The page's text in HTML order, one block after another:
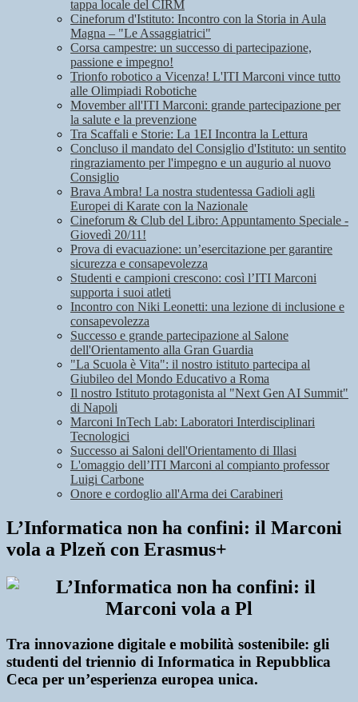
tappa locale del CIRM
Cineforum d'Istituto: Incontro con la Storia in Aula
Magna – "Le Assaggiatrici"
Corsa campestre: un successo di partecipazione,
passione e impegno!
Trionfo robotico a Vicenza! L'ITI Marconi vince tutto
alle Olimpiadi Robotiche
Movember all'ITI Marconi: grande partecipazione per
la salute e la prevenzione
Tra Scaffali e Storie: La 1EI Incontra la Lettura
Concluso il mandato del Consiglio d'Istituto: un sentito
ringraziamento per l'impegno e un augurio al nuovo
Consiglio
Brava Ambra! La nostra studentessa Gadioli agli
Europei di Karate con la Nazionale
Cineforum & Club del Libro: Appuntamento Speciale -
Giovedì 20/11!
Prova di evacuazione: un’esercitazione per garantire
sicurezza e consapevolezza
Studenti e campioni crescono: così l’ITI Marconi
supporta i suoi atleti
Incontro con Niki Leonetti: una lezione di inclusione e
consapevolezza
Successo e grande partecipazione al Salone
dell'Orientamento alla Gran Guardia
"La Scuola è Vita": il nostro istituto partecipa al
Giubileo del Mondo Educativo a Roma
Il nostro Istituto protagonista al "Next Gen AI Summit"
di Napoli
Marconi InTech Lab: Laboratori Interdisciplinari
Tecnologici
Successo ai Saloni dell'Orientamento di Illasi
L'omaggio dell’ITI Marconi al compianto professor
Luigi Carbone
Onore e cordoglio all'Arma dei Carabineri
L’Informatica non ha confini: il Marconi
vola a Plzeň con Erasmus+
Tra innovazione digitale e mobilità sostenibile: gli
studenti del triennio di Informatica in Repubblica
Ceca per un’esperienza europea unica.